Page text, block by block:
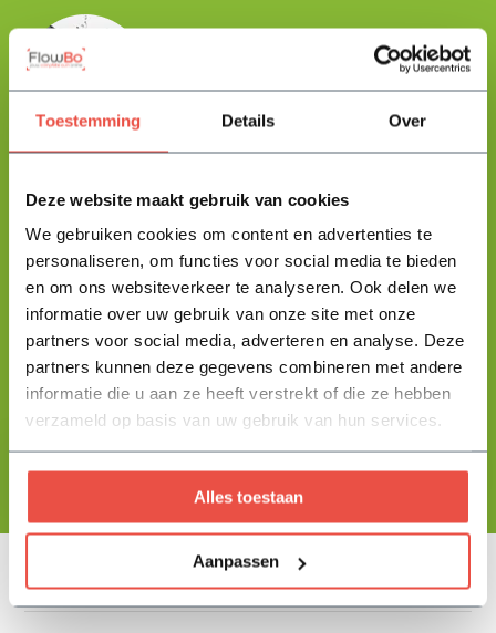
Toestemming Details Over
Deze website maakt gebruik van cookies
We gebruiken cookies om content en advertenties te
personaliseren, om functies voor social media te bieden
en om ons websiteverkeer te analyseren. Ook delen we
informatie over uw gebruik van onze site met onze
partners voor social media, adverteren en analyse. Deze
partners kunnen deze gegevens combineren met andere
informatie die u aan ze heeft verstrekt of die ze hebben
verzameld op basis van uw gebruik van hun services.
Alles toestaan
Aanpassen
Stuur mij een berichtje en ik help je jouw product uit te zoeken
Help mij kiezen
+31 344 23 44 64
info@flowbo.nl
De beste tuininspiraties per mail
ontvangen?
Abonneer
* Lees hier de wettelijke beperkingen